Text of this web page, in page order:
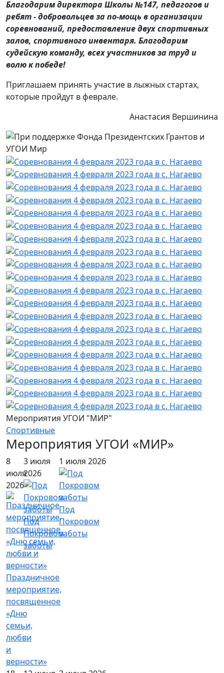
Благодарим директора Школы №147, педагогов и
ребят - добровольцев за по-мощь в организации
соревнований, предоставление двух спортивных
залов, спортивного инвентаря. Благодарим
судейскую команду, всех участников за труд и
волю к победе!
Приглашаем принять участие в лыжных стартах,
которые пройдут в феврале.
Анастасия Вершинина
Мероприятия УГОИ "МИР"
Спортивные
Мероприятия УГОИ «МИР»
8
июля
2026
Праздничное
мероприятие,
посвященное
«Дню
семьи,
любви
и
верности»
3 июля
2026
Под
Покровом
заботы
1 июля 2026
Под
Покровом
заботы